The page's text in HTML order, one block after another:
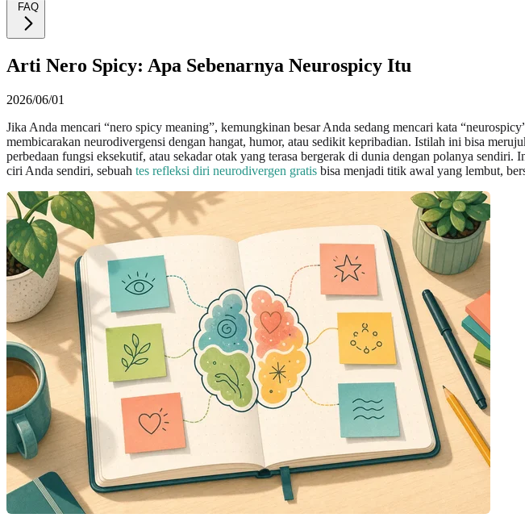
FAQ
Arti Nero Spicy: Apa Sebenarnya Neurospicy Itu
2026/06/01
Jika Anda mencari “nero spicy meaning”, kemungkinan besar Anda sedang mencari kata
membicarakan neurodivergensi dengan hangat, humor, atau sedikit kepribadian. Istilah ini bisa
perbedaan fungsi eksekutif, atau sekadar otak yang terasa bergerak di dunia dengan polanya
ciri Anda sendiri, sebuah tes refleksi diri neurodivergen gratis bisa menjadi titik awal yang lembut,